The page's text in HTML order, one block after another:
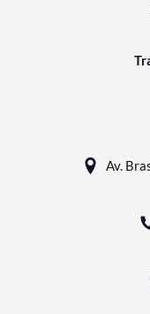
Av.